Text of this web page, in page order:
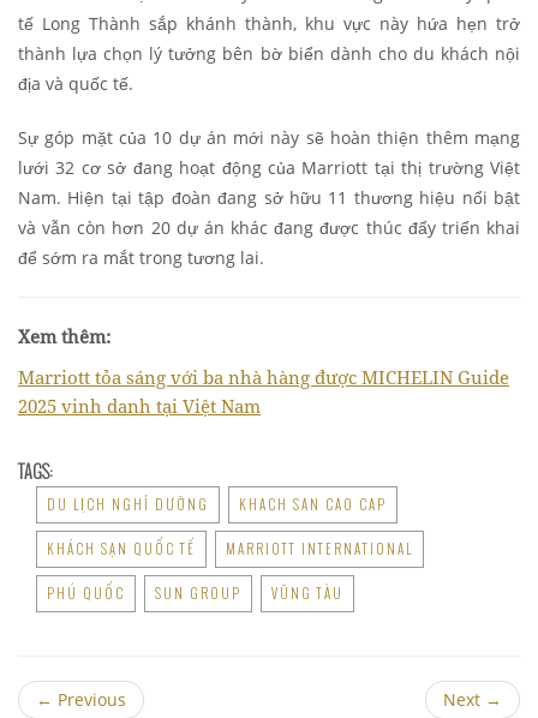
tế Long Thành sắp khánh thành, khu vực này hứa hẹn trở
thành lựa chọn lý tưởng bên bờ biển dành cho du khách nội
địa và quốc tế.
Sự góp mặt của 10 dự án mới này sẽ hoàn thiện thêm mạng
lưới 32 cơ sở đang hoạt động của Marriott tại thị trường Việt
Nam. Hiện tại tập đoàn đang sở hữu 11 thương hiệu nổi bật
và vẫn còn hơn 20 dự án khác đang được thúc đẩy triển khai
để sớm ra mắt trong tương lai.
Xem thêm:
Marriott tỏa sáng với ba nhà hàng được MICHELIN Guide
2025 vinh danh tại Việt Nam
TAGS:
DU LỊCH NGHỈ DƯỠNG KHACH SAN CAO CAP
KHÁCH SẠN QUỐC TẾ MARRIOTT INTERNATIONAL
PHÚ QUỐC SUN GROUP VŨNG TÀU
← Previous Next →